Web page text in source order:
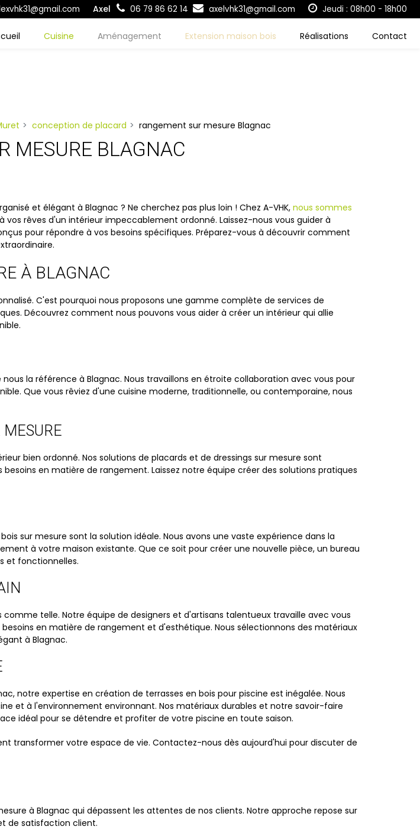
Axel 06 79 86 62 14 axelvhk31@gmail.com Jeudi : 08h00 - 18h00
Cuisine Aménagement Extension maison bois Réalisations Contact
conception de placard rangement sur mesure Blagnac
MESURE BLAGNAC
et élégant à Blagnac ? Ne cherchez pas plus loin ! Chez A-VHK, nous sommes
vos rêves d'un intérieur impeccablement ordonné. Laissez-nous vous guider à
pour répondre à vos besoins spécifiques. Préparez-vous à découvrir comment
À BLAGNAC
C'est pourquoi nous proposons une gamme complète de services de
Découvrez comment nous pouvons vous aider à créer un intérieur qui allie
la référence à Blagnac. Nous travaillons en étroite collaboration avec vous pour
Que vous rêviez d'une cuisine moderne, traditionnelle, ou contemporaine, nous
MESURE
bien ordonné. Nos solutions de placards et de dressings sur mesure sont
en matière de rangement. Laissez notre équipe créer des solutions pratiques
sur mesure sont la solution idéale. Nous avons une vaste expérience dans la
à votre maison existante. Que ce soit pour créer une nouvelle pièce, un bureau
et fonctionnelles.
telle. Notre équipe de designers et d'artisans talentueux travaille avec vous
en matière de rangement et d'esthétique. Nous sélectionnons des matériaux
à Blagnac.
notre expertise en création de terrasses en bois pour piscine est inégalée. Nous
et à l'environnement environnant. Nos matériaux durables et notre savoir-faire
idéal pour se détendre et profiter de votre piscine en toute saison.
transformer votre espace de vie. Contactez-nous dès aujourd'hui pour discuter de
à Blagnac qui dépassent les attentes de nos clients. Notre approche repose sur
de satisfaction client.